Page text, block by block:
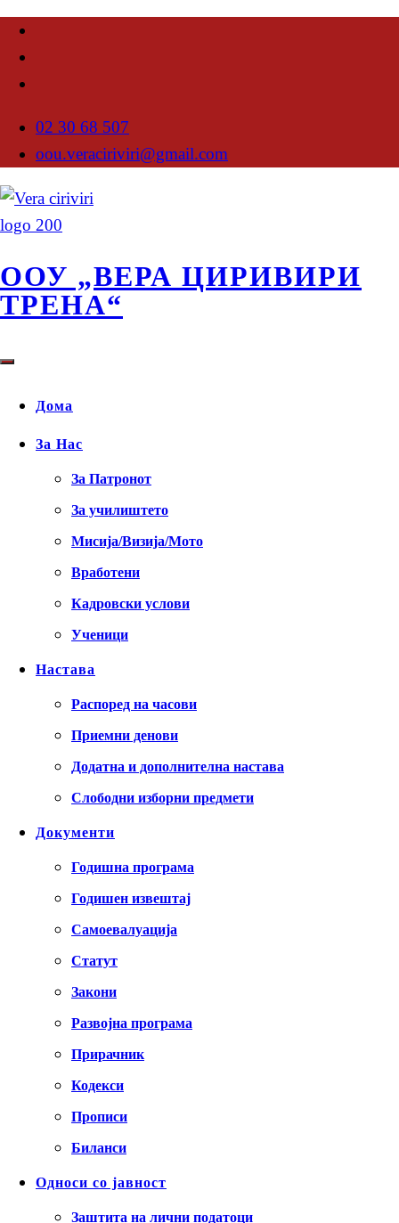
02 30 68 507
oou.veraciriviri@gmail.com
ООУ „ВЕРА ЦИРИВИРИ
ТРЕНА“
Дома
За Нас
За Патронот
За училиштето
Мисија/Визија/Мото
Вработени
Кадровски услови
Ученици
Настава
Распоред на часови
Приемни денови
Додатна и дополнителна настава
Слободни изборни предмети
Документи
Годишна програма
Годишен извештај
Самоевалуација
Статут
Закони
Развојна програма
Прирачник
Кодекси
Прописи
Биланси
Односи со јавност
Заштита на лични податоци